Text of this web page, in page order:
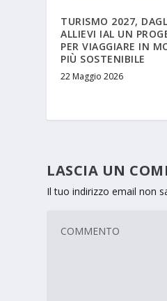
TURISMO 2027,
ALLIEVI IAL UN
PER VIAGGIARE IN
PIÙ SOSTENIBILE
22 Maggio 2026
LASCIA UN
Il tuo indirizzo email non